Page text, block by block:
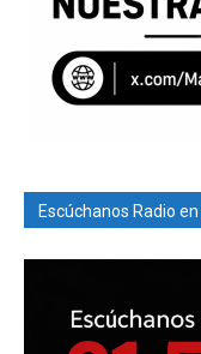
Escúchanos Radio